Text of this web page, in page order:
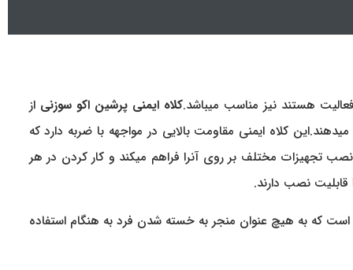
هستند نیز مناسب میباشد.کلاه ایمنی پرشین اکو سوزنیاز
کلاه ایمنی مقاومت بالایی در مواجهه با ضربه دارد که
تجهیزات مختلف بر روی آنرا فراهم میکند و کار کردن در هر
قابلیت نصب دارند.
که به هیچ عنوان منجر به خسته شدن فرد به هنگام استفاده